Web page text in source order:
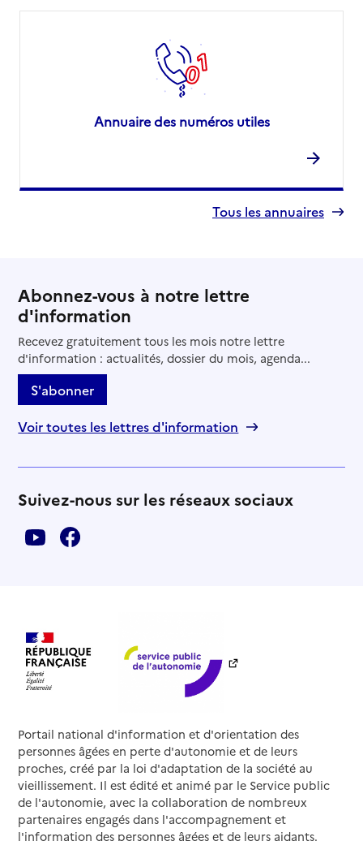
Annuaire des numéros utiles
Tous les annuaires
Abonnez-vous à notre lettre
d'information
Recevez gratuitement tous les mois notre lettre
d'information : actualités, dossier du mois, agenda...
S'abonner
Voir toutes les lettres d'information
Suivez-nous sur les réseaux sociaux
Portail national d'information et d'orientation des
personnes âgées en perte d'autonomie et de leurs
proches, créé par la loi d'adaptation de la société au
vieillissement. Il est édité et animé par le Service public
de l'autonomie, avec la collaboration de nombreux
partenaires engagés dans l'accompagnement et
l'information des personnes âgées et de leurs aidants.